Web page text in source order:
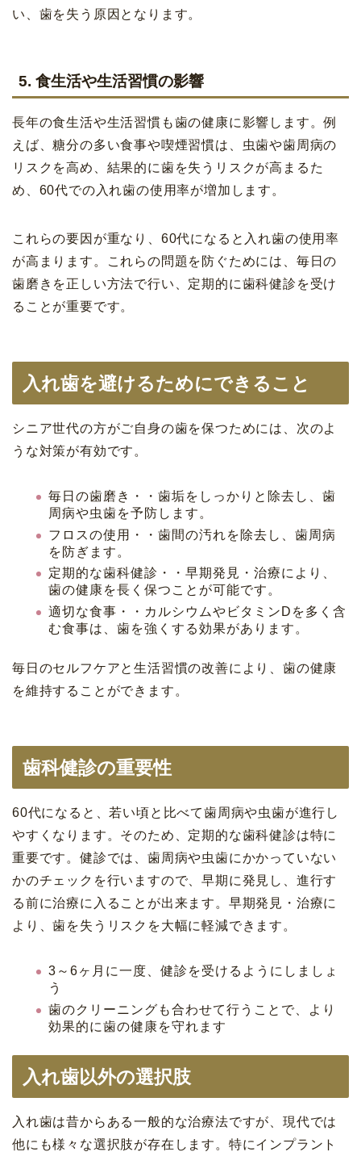
い、歯を失う原因となります。
5. 食生活や生活習慣の影響
長年の食生活や生活習慣も歯の健康に影響します。例
えば、糖分の多い食事や喫煙習慣は、虫歯や歯周病の
リスクを高め、結果的に歯を失うリスクが高まるた
め、60代での入れ歯の使用率が増加します。
これらの要因が重なり、60代になると入れ歯の使用率
が高まります。これらの問題を防ぐためには、毎日の
歯磨きを正しい方法で行い、定期的に歯科健診を受け
ることが重要です。
入れ歯を避けるためにできること
シニア世代の方がご自身の歯を保つためには、次のよ
うな対策が有効です。
毎日の歯磨き・・歯垢をしっかりと除去し、歯
周病や虫歯を予防します。
フロスの使用・・歯間の汚れを除去し、歯周病
を防ぎます。
定期的な歯科健診・・早期発見・治療により、
歯の健康を長く保つことが可能です。
適切な食事・・カルシウムやビタミンDを多く含
む食事は、歯を強くする効果があります。
毎日のセルフケアと生活習慣の改善により、歯の健康
を維持することができます。
歯科健診の重要性
60代になると、若い頃と比べて歯周病や虫歯が進行し
やすくなります。そのため、定期的な歯科健診は特に
重要です。健診では、歯周病や虫歯にかかっていない
かのチェックを行いますので、早期に発見し、進行す
る前に治療に入ることが出来ます。早期発見・治療に
より、歯を失うリスクを大幅に軽減できます。
3～6ヶ月に一度、健診を受けるようにしましょ
う
歯のクリーニングも合わせて行うことで、より
効果的に歯の健康を守れます
入れ歯以外の選択肢
入れ歯は昔からある一般的な治療法ですが、現代では
他にも様々な選択肢が存在します。特にインプラント